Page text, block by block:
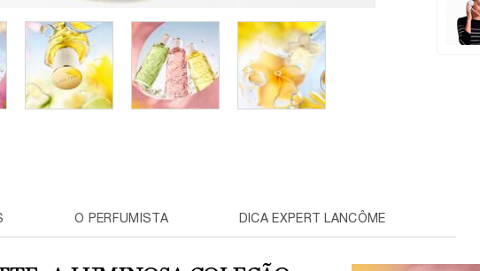
O PERFUMISTA DICA EXPERT LANCÔME